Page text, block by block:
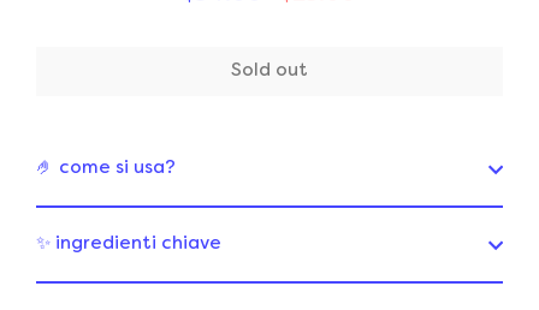
Sold out
🤌 come si usa?
✨ ingredienti chiave